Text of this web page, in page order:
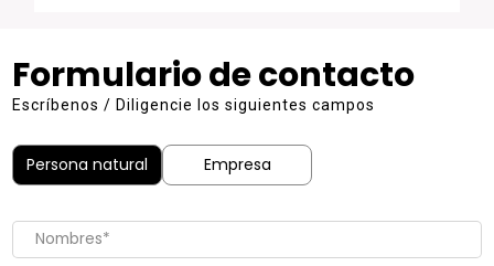
Formulario de contacto
Escríbenos / Diligencie los siguientes campos
Persona natural Empresa